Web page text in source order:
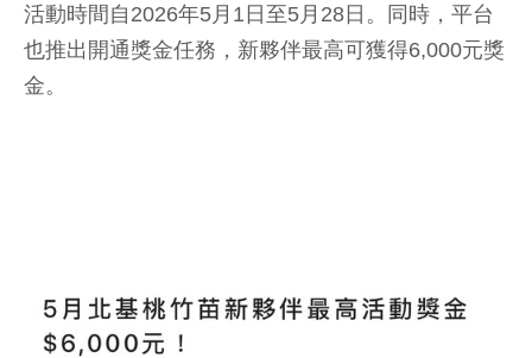
活動時間自2026年5月1日至5月28日。同時，平台
也推出開通獎金任務，新夥伴最高可獲得6,000元獎
金。